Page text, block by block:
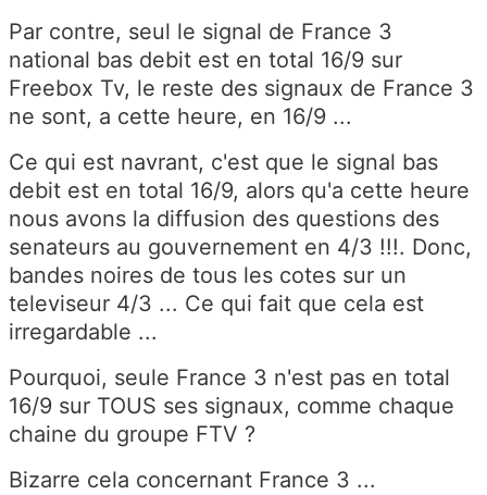
Par contre, seul le signal de France 3
national bas debit est en total 16/9 sur
Freebox Tv, le reste des signaux de France 3
ne sont, a cette heure, en 16/9 ...
Ce qui est navrant, c'est que le signal bas
debit est en total 16/9, alors qu'a cette heure
nous avons la diffusion des questions des
senateurs au gouvernement en 4/3 !!!. Donc,
bandes noires de tous les cotes sur un
televiseur 4/3 ... Ce qui fait que cela est
irregardable ...
Pourquoi, seule France 3 n'est pas en total
16/9 sur TOUS ses signaux, comme chaque
chaine du groupe FTV ?
Bizarre cela concernant France 3 ...